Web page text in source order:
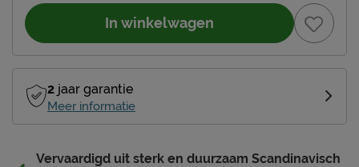
In winkelwagen
2 jaar garantie
Meer informatie
Vervaardigd uit sterk en duurzaam Scandinavisch